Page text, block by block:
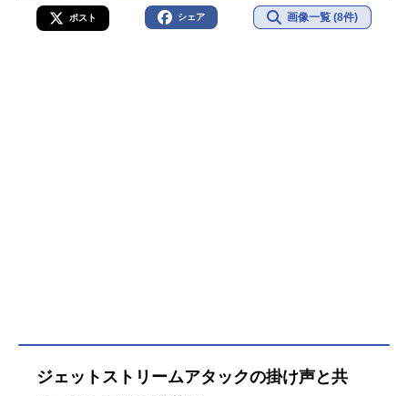
ポスト シェア 画像一覧 (8件)
ジェットストリームアタックの掛け声と共